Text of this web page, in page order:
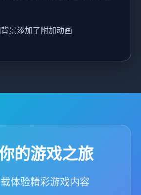
景添加了附加动画
的游戏之旅
体验精彩游戏内容